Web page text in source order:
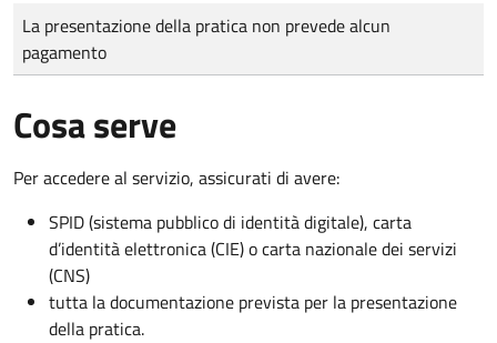
Tipo di pagamento
Importo
La presentazione della pratica non prevede alcun
pagamento
Cosa serve
Per accedere al servizio, assicurati di avere:
SPID (sistema pubblico di identità digitale), carta
d’identità elettronica (CIE) o carta nazionale dei servizi
(CNS)
tutta la documentazione prevista per la presentazione
della pratica.